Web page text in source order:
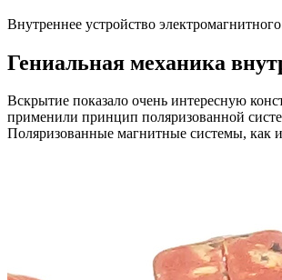
Внутреннее устройство
Гениальная механика
Вскрытие показало очень интересную
применили принцип поляризованной
Поляризованные магнитные системы, как